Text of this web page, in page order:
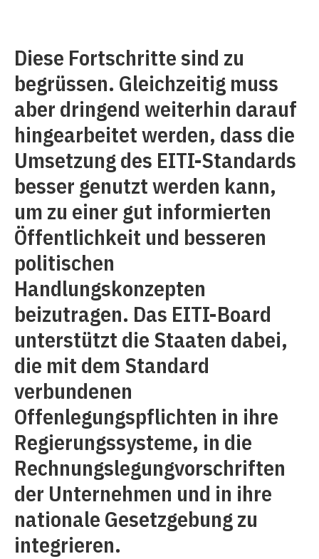
Diese Fortschritte sind zu
begrüssen. Gleichzeitig muss
aber dringend weiterhin darauf
hingearbeitet werden, dass die
Umsetzung des EITI-Standards
besser genutzt werden kann,
um zu einer gut informierten
Öffentlichkeit und besseren
politischen
Handlungskonzepten
beizutragen. Das EITI-Board
unterstützt die Staaten dabei,
die mit dem Standard
verbundenen
Offenlegungspflichten in ihre
Regierungssysteme, in die
Rechnungslegungvorschriften
der Unternehmen und in ihre
nationale Gesetzgebung zu
integrieren.